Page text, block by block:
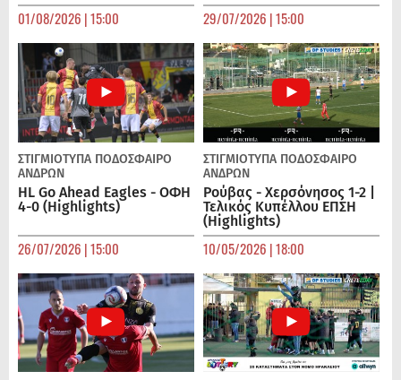
01/08/2026 | 15:00 29/07/2026 | 15:00
ΣΤΙΓΜΙΟΤΥΠΑ ΠΟΔΌΣΦΑΙΡΟ
ΑΝΔΡΏΝ
HL Go Ahead Eagles - ΟΦΗ
4-0 (Highlights)
26/07/2026 | 15:00
ΣΤΙΓΜΙΟΤΥΠΑ ΠΟΔΌΣΦΑΙΡΟ
ΑΝΔΡΏΝ
Ρούβας - Χερσόνησος 1-2 |
Τελικός Κυπέλλου ΕΠΣΗ
(Highlights)
10/05/2026 | 18:00